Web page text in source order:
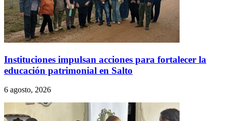
Instituciones impulsan acciones para fortalecer la
educación patrimonial en Salto
6 agosto, 2026